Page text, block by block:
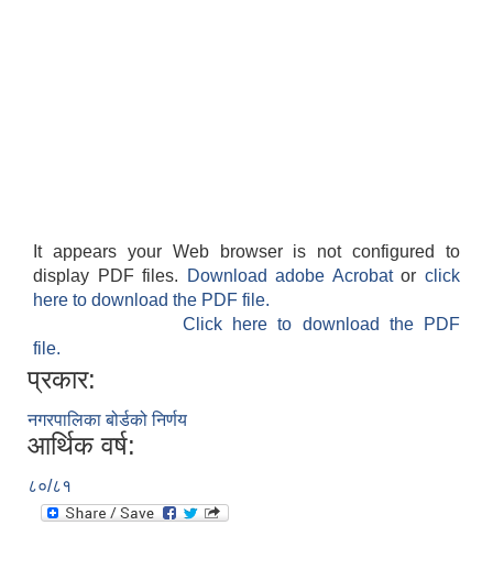
It appears your Web browser is not configured to
display PDF files.
Download adobe Acrobatorclick
here to download the PDF file.
Click here to download the PDF
file.
प्रकार:
नगरपालिका बोर्डको निर्णय
आर्थिक वर्ष:
८०/८१